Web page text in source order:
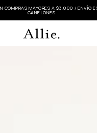
COMPRAS MAYORES A $3.000 / ENVÍO
CANELONES